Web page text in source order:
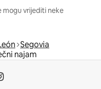
mogu vrijediti neke
Segovia
najam